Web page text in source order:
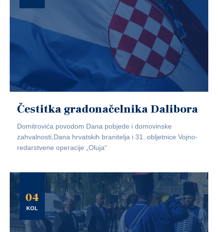
Čestitka gradonačelnika Dalibora
Domitrovića povodom Dana pobjede i domovinske
zahvalnosti,Dana hrvatskih branitelja i 31. obljetnice Vojno-
redarstvene operacije „Oluja“
04
KOL